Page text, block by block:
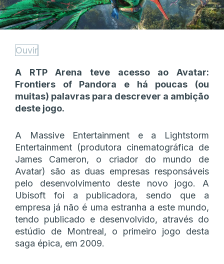
Ouvir
A RTP Arena teve acesso ao Avatar:
Frontiers of Pandora e há poucas (ou
muitas) palavras para descrever a ambição
deste jogo.
A Massive Entertainment e a Lightstorm
Entertainment (produtora cinematográfica de
James Cameron, o criador do mundo de
Avatar) são as duas empresas responsáveis
pelo desenvolvimento deste novo jogo. A
Ubisoft foi a publicadora, sendo que a
empresa já não é uma estranha a este mundo,
tendo publicado e desenvolvido, através do
estúdio de Montreal, o primeiro jogo desta
saga épica, em 2009.